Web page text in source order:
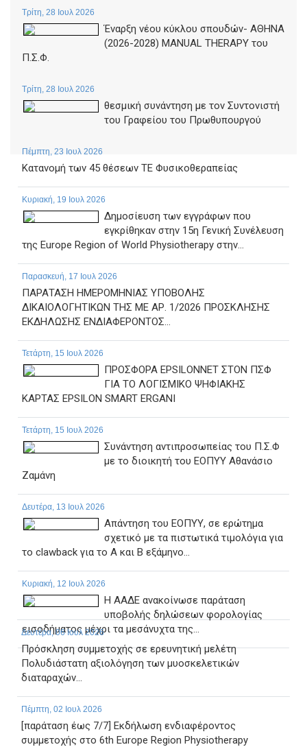
Τρίτη, 28 Ιουλ 2026
Έναρξη νέου κύκλου σπουδών- ΑΘΗΝΑ
(2026-2028) MANUAL THERAPY του
Π.Σ.Φ.
Τρίτη, 28 Ιουλ 2026
θεσμική συνάντηση με τον Συντονιστή
του Γραφείου του Πρωθυπουργού
Πέμπτη, 23 Ιουλ 2026
Κατανομή των 45 θέσεων ΤΕ Φυσικοθεραπείας
Κυριακή, 19 Ιουλ 2026
Δημοσίευση των εγγράφων που
εγκρίθηκαν στην 15η Γενική Συνέλευση
της Europe Region of World Physiotherapy στην...
Παρασκευή, 17 Ιουλ 2026
ΠΑΡΑΤΑΣΗ ΗΜΕΡΟΜΗΝΙΑΣ ΥΠΟΒΟΛΗΣ
ΔΙΚΑΙΟΛΟΓΗΤΙΚΩΝ ΤΗΣ ΜΕ ΑΡ. 1/2026 ΠΡΟΣΚΛΗΣΗΣ
ΕΚΔΗΛΩΣΗΣ ΕΝΔΙΑΦΕΡΟΝΤΟΣ...
Τετάρτη, 15 Ιουλ 2026
ΠΡΟΣΦΟΡΑ EPSILONNET ΣΤΟΝ ΠΣΦ
ΓΙΑ ΤΟ ΛΟΓΙΣΜΙΚΟ ΨΗΦΙΑΚΗΣ
ΚΑΡΤΑΣ EPSILON SMART ERGANI
Τετάρτη, 15 Ιουλ 2026
Συνάντηση αντιπροσωπείας του Π.Σ.Φ
με το διοικητή του ΕΟΠΥΥ Αθανάσιο
Ζαμάνη
Δευτέρα, 13 Ιουλ 2026
Απάντηση του ΕΟΠΥΥ, σε ερώτημα
σχετικό με τα πιστωτικά τιμολόγια για
το clawback για το Α και Β εξάμηνο...
Κυριακή, 12 Ιουλ 2026
Η ΑΑΔΕ ανακοίνωσε παράταση
υποβολής δηλώσεων φορολογίας
εισοδήματος μέχρι τα μεσάνυχτα της...
Δευτέρα, 06 Ιουλ 2026
Πρόσκληση συμμετοχής σε ερευνητική μελέτη
Πολυδιάστατη αξιολόγηση των μυοσκελετικών
διαταραχών...
Πέμπτη, 02 Ιουλ 2026
[παράταση έως 7/7] Εκδήλωση ενδιαφέροντος
συμμετοχής στο 6th Europe Region Physiotherapy